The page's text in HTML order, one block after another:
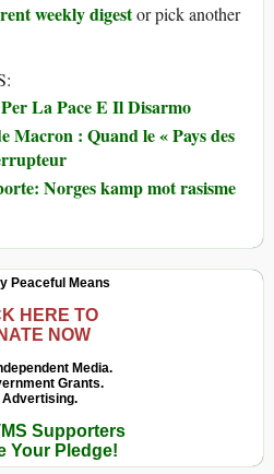
weekly digestor pick another
La Pace E Il Disarmo
Macron : Quand le « Pays des
Norges kamp mot rasisme
Peaceful Means
HERE TO
NOW
Media.
Grants.
Advertising.
Supporters
Your Pledge!